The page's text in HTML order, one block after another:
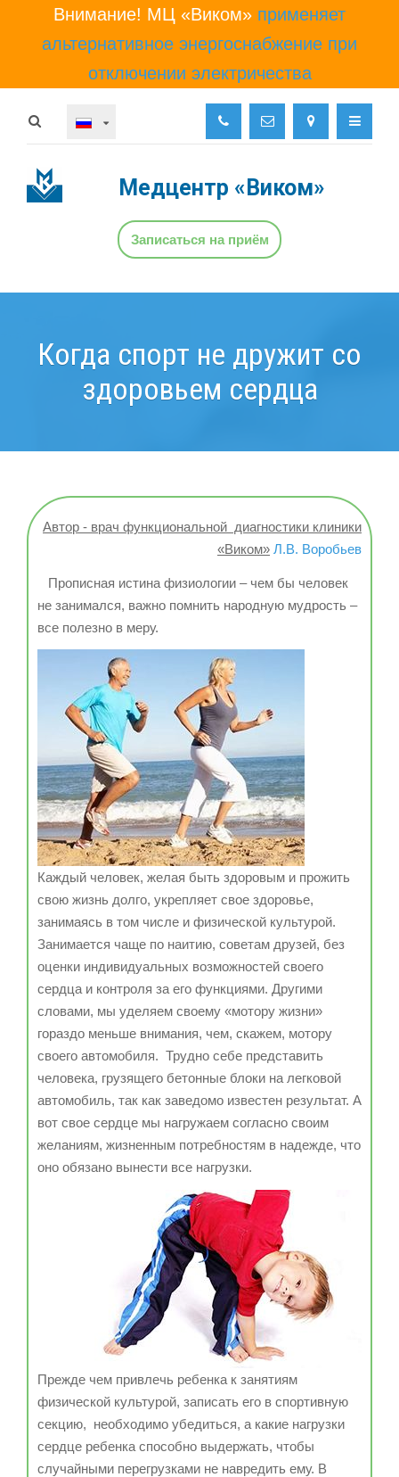
Внимание! МЦ «Виком» применяет
альтернативное энергоснабжение при
отключении электричества
Медцентр «Виком»
Записаться на приём
Когда спорт не дружит со
здоровьем сердца
Автор - врач функциональной диагностики клиники
«Виком» Л.В. Воробьев
Прописная истина физиологии – чем бы человек
не занимался, важно помнить народную мудрость –
все полезно в меру.
Каждый человек, желая быть здоровым и прожить
свою жизнь долго, укрепляет свое здоровье,
занимаясь в том числе и физической культурой.
Занимается чаще по наитию, советам друзей, без
оценки индивидуальных возможностей своего
сердца и контроля за его функциями. Другими
словами, мы уделяем своему «мотору жизни»
гораздо меньше внимания, чем, скажем, мотору
своего автомобиля. Трудно себе представить
человека, грузящего бетонные блоки на легковой
автомобиль, так как заведомо известен результат. А
вот свое сердце мы нагружаем согласно своим
желаниям, жизненным потребностям в надежде, что
оно обязано вынести все нагрузки.
Прежде чем привлечь ребенка к занятиям
физической культурой, записать его в спортивную
секцию, необходимо убедиться, а какие нагрузки
сердце ребенка способно выдержать, чтобы
случайными перегрузками не навредить ему. В